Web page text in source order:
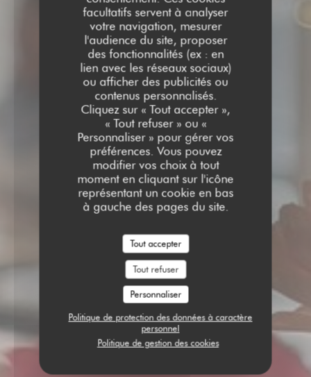
facultatifs servent à analyser
votre navigation, mesurer
l'audience du site, proposer
des fonctionnalités (ex : en
lien avec les réseaux sociaux)
ou afficher des publicités ou
contenus personnalisés.
Cliquez sur « Tout accepter »,
« Tout refuser » ou «
Personnaliser » pour gérer vos
préférences. Vous pouvez
modifier vos choix à tout
moment en cliquant sur l'icône
représentant un cookie en bas
à gauche des pages du site.
Tout accepter
Tout refuser
Personnaliser
Politique de protection des données à caractère
personnel
Politique de gestion des cookies